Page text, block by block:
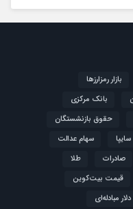
بازار رمزارزها
بانک مرکزی
حقوق بازنشستگان
سایپا
سهام عدالت
صادرات
طلا
قیمت بیت‌کوین
مبادله‌ای